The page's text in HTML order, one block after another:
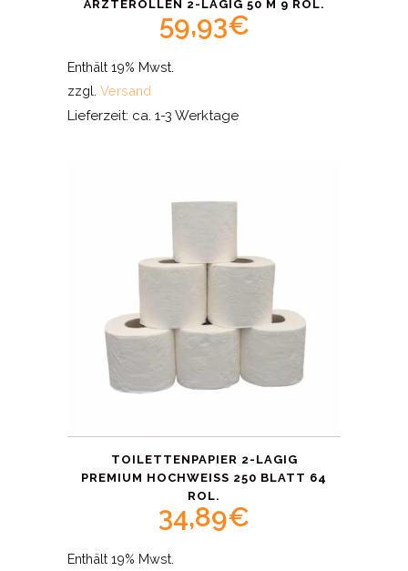
ÄRZTEROLLEN 2-LAGIG 50 M 9 ROL.
59,93€
Enthält 19% Mwst.
zzgl. Versand
Lieferzeit: ca. 1-3 Werktage
TOILETTENPAPIER 2-LAGIG
PREMIUM HOCHWEISS 250 BLATT 64 R
OL.
34,89€
Enthält 19% Mwst.